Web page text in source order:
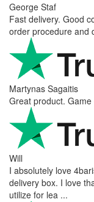
George Staf
Fast delivery. Good
order procedure and
Martynas Sagaitis
Great product. Game
Will
I absolutely love
delivery box. I love
utilize for lea ...